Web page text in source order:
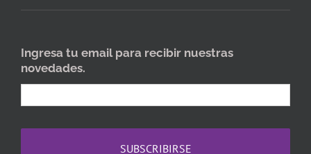
Ingresa tu email para recibir nuestras
novedades.